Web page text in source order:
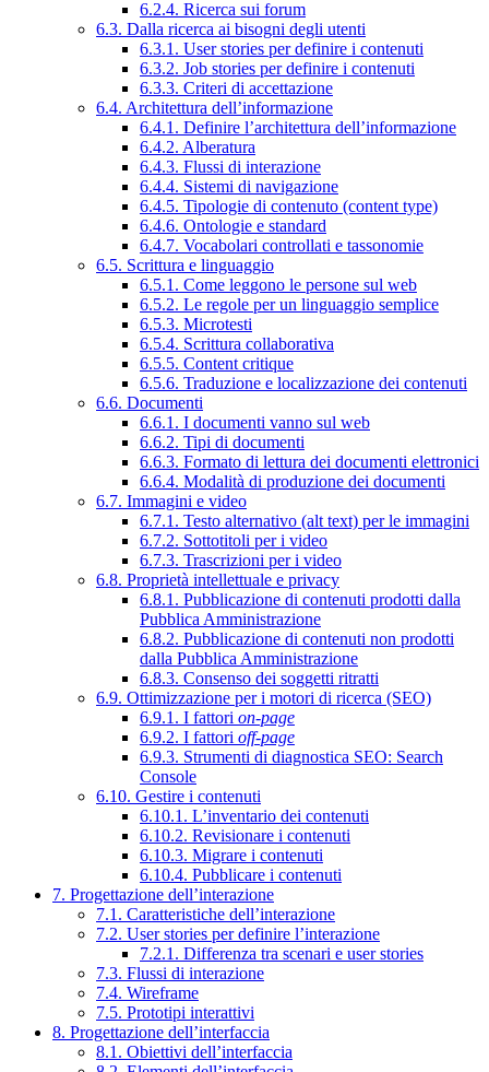
6.2.4. Ricerca sui forum
6.3. Dalla ricerca ai bisogni degli utenti
6.3.1. User stories per definire i contenuti
6.3.2. Job stories per definire i contenuti
6.3.3. Criteri di accettazione
6.4. Architettura dell’informazione
6.4.1. Definire l’architettura dell’informazione
6.4.2. Alberatura
6.4.3. Flussi di interazione
6.4.4. Sistemi di navigazione
6.4.5. Tipologie di contenuto (content type)
6.4.6. Ontologie e standard
6.4.7. Vocabolari controllati e tassonomie
6.5. Scrittura e linguaggio
6.5.1. Come leggono le persone sul web
6.5.2. Le regole per un linguaggio semplice
6.5.3. Microtesti
6.5.4. Scrittura collaborativa
6.5.5. Content critique
6.5.6. Traduzione e localizzazione dei contenuti
6.6. Documenti
6.6.1. I documenti vanno sul web
6.6.2. Tipi di documenti
6.6.3. Formato di lettura dei documenti elettronici
6.6.4. Modalità di produzione dei documenti
6.7. Immagini e video
6.7.1. Testo alternativo (alt text) per le immagini
6.7.2. Sottotitoli per i video
6.7.3. Trascrizioni per i video
6.8. Proprietà intellettuale e privacy
6.8.1. Pubblicazione di contenuti prodotti dalla
Pubblica Amministrazione
6.8.2. Pubblicazione di contenuti non prodotti
dalla Pubblica Amministrazione
6.8.3. Consenso dei soggetti ritratti
6.9. Ottimizzazione per i motori di ricerca (SEO)
6.9.1. I fattori on-page
6.9.2. I fattori off-page
6.9.3. Strumenti di diagnostica SEO: Search
Console
6.10. Gestire i contenuti
6.10.1. L’inventario dei contenuti
6.10.2. Revisionare i contenuti
6.10.3. Migrare i contenuti
6.10.4. Pubblicare i contenuti
7. Progettazione dell’interazione
7.1. Caratteristiche dell’interazione
7.2. User stories per definire l’interazione
7.2.1. Differenza tra scenari e user stories
7.3. Flussi di interazione
7.4. Wireframe
7.5. Prototipi interattivi
8. Progettazione dell’interfaccia
8.1. Obiettivi dell’interfaccia